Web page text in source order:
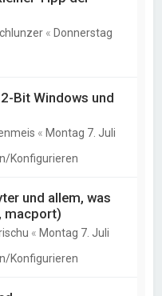
« Donnerstag
Bit Windows und
« Montag 7. Juli
Konfigurieren
und allem, was
macport)
« Montag 7. Juli
Konfigurieren